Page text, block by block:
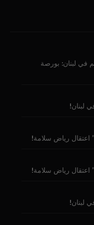
في لبنان: بورصة
لبنان!
اعتقال رياض سلامة!
اعتقال رياض سلامة!
لبنان!